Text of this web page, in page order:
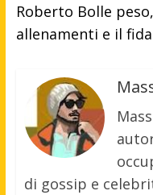
Roberto Bolle
allenamenti e il
di gossip e